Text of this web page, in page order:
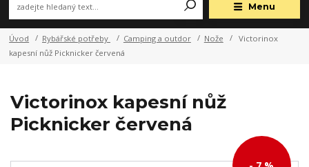
Menu
Úvod Rybářské potřeby Camping a outdor Nože
Victorinox
kapesní nůž Picknicker červená
Victorinox kapesní nůž
Picknicker červená